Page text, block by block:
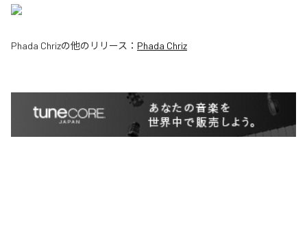
Phada Chrizの他のリリース： Phada Chriz